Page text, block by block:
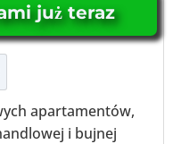
już teraz
apartamentów,
i bujnej